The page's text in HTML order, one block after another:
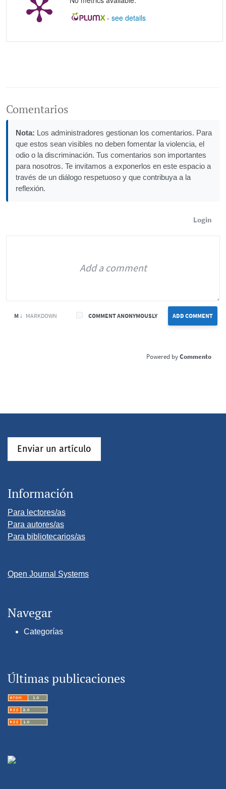
- see details
Comentarios
Nota: Los administradores gestionan los comentarios. Para
que estos sean visibles no deben fomentar la violencia, el
odio o la discriminación. Tus comentarios son importantes
para nosotros. Te invitamos a exponerlos en este espacio a
través de un diálogo respetuoso y que contribuya a la
reflexión.
Login
ADD COMMENT
COMMENT ANONYMOUSLY
M ↓ MARKDOWN
Commento
Enviar un artículo
Información
Para lectores/as
Para autores/as
Para bibliotecarios/as
Open Journal Systems
Navegar
Categorías
Últimas publicaciones